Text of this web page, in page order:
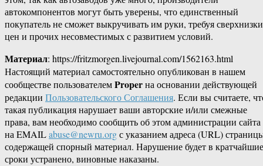
автокомпонентов могут быть уверены, что единственный
покупатель не сможет выкручивать им руки, требуя
цен и прочих несовместимых с развитием условий.
Материал: https://fritzmorgen.livejournal.com/1562163.html
Настоящий материал самостоятельно опубликован в нашем
сообществе пользователемProperна основании действующей
редакции Пользовательского Соглашения. Если вы считаете,
такая публикация нарушает ваши авторские и/или смежные
права, вам необходимо сообщить об этом администрации сайта
на EMAILabuse@newru.orgс указанием адреса (URL)
содержащей спорный материал. Нарушение будет в кратчайшие
сроки устранено, виновные наказаны.